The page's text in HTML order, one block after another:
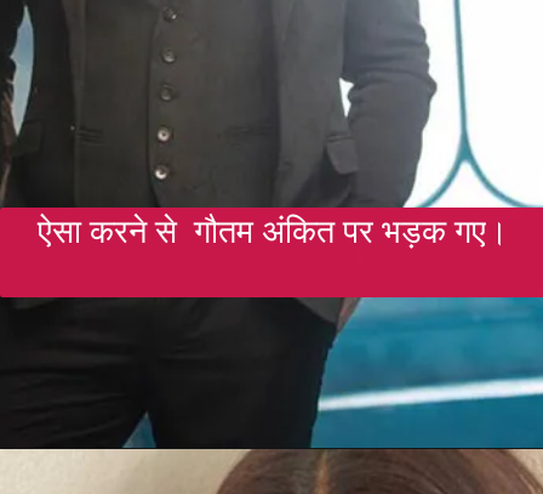
ऐसा करने से गौतम अंकित पर भड़क गए।
https://gazetapost.com/salman-khan-charge-rs-1000-crore-for-hosting-bigg-boss-16/57822/